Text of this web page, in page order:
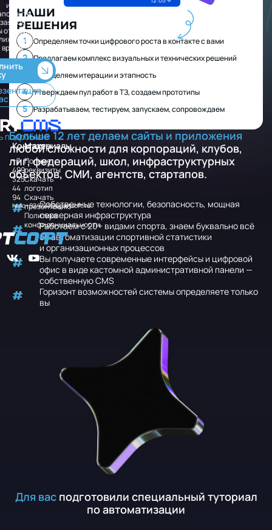
или
заявку,
ответим
время
подробнее
Контакты
+7
499
325
44
94
hello+924724@sportsoft.ru
Материалы
Полные
реквизиты
Скачать
логотип
Скачать
презентацию
Политика
конфиденциальности
НАШИ
РЕШЕНИЯ
1 Определяем точки цифрового роста в контакте с вами
2 Предлагаем комплекс визуальных и технических решений
Определяем итерации и этапность
4 Утверждаем пул работ в ТЗ, создаем прототипы
5 Разрабатываем, тестируем, запускаем, сопровождаем
Больше 12 летделаем сайты и приложения
любойсложности для корпораций, клубов,
лиг,федераций, школ, инфраструктурных
объектов, СМИ, агентств, стартапов.
Собственные технологии, безопасность, мощная
серверная инфраструктура
Работаем с 20+ видами спорта, знаем буквально всё
об автоматизации спортивной статистики
и организационных процессов
Вы получаете современные интерфейсы и цифровой
офис в виде кастомной административной панели —
собственную CMS
Горизонт возможностей системы определяете только
вы
Для вас подготовили специальный туториал
поавтоматизации